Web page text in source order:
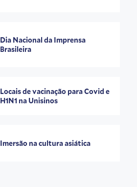
Dia Nacional da Imprensa
Brasileira
Locais de vacinação para Covid e
H1N1 na Unisinos
Imersão na cultura asiática